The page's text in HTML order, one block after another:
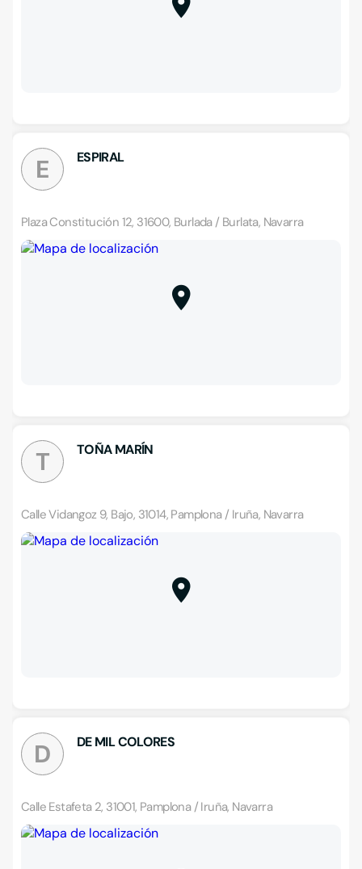
E ESPIRAL
Plaza Constitución 12, 31600, Burlada / Burlata, Navarra
T TOÑA MARÍN
Calle Vidangoz 9, Bajo, 31014, Pamplona / Iruña, Navarra
D DE MIL COLORES
Calle Estafeta 2, 31001, Pamplona / Iruña, Navarra